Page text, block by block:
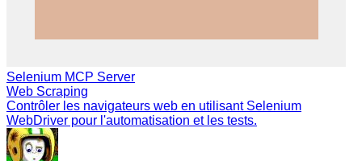
Selenium MCP Server
Web Scraping
Contrôler les navigateurs web en utilisant Selenium
WebDriver pour l'automatisation et les tests.